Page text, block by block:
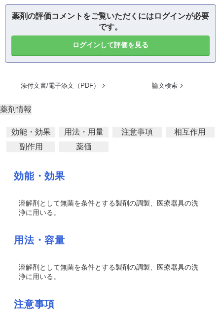
薬剤の評価コメントをご覧いただくにはログインが必要
です。
ログインして評価を見る
添付文書/電子添文（PDF） 論文検索
薬剤情報
効能・効果 用法・用量 注意事項
相互作用
副作用
薬価
効能・効果
溶解剤として無菌を条件とする製剤の調製、医療器具の洗
浄に用いる。
用法・容量
溶解剤として無菌を条件とする製剤の調製、医療器具の洗
浄に用いる。
注意事項